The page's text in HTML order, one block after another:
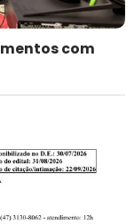
com